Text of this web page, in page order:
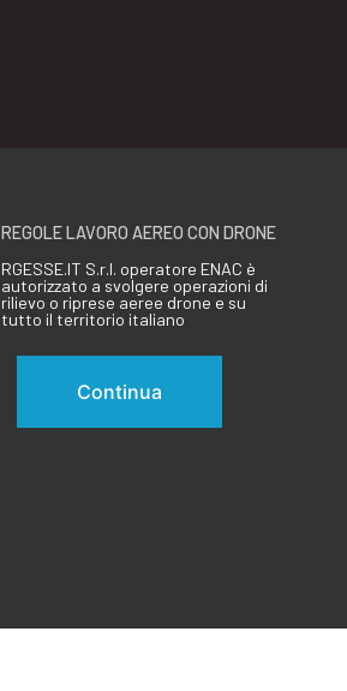
REGOLE LAVORO AEREO CON DRONE
RGESSE.IT S.r.l. operatore ENAC è
autorizzato a svolgere operazioni di
rilievo o riprese aeree drone e su
tutto il territorio italiano
Continua